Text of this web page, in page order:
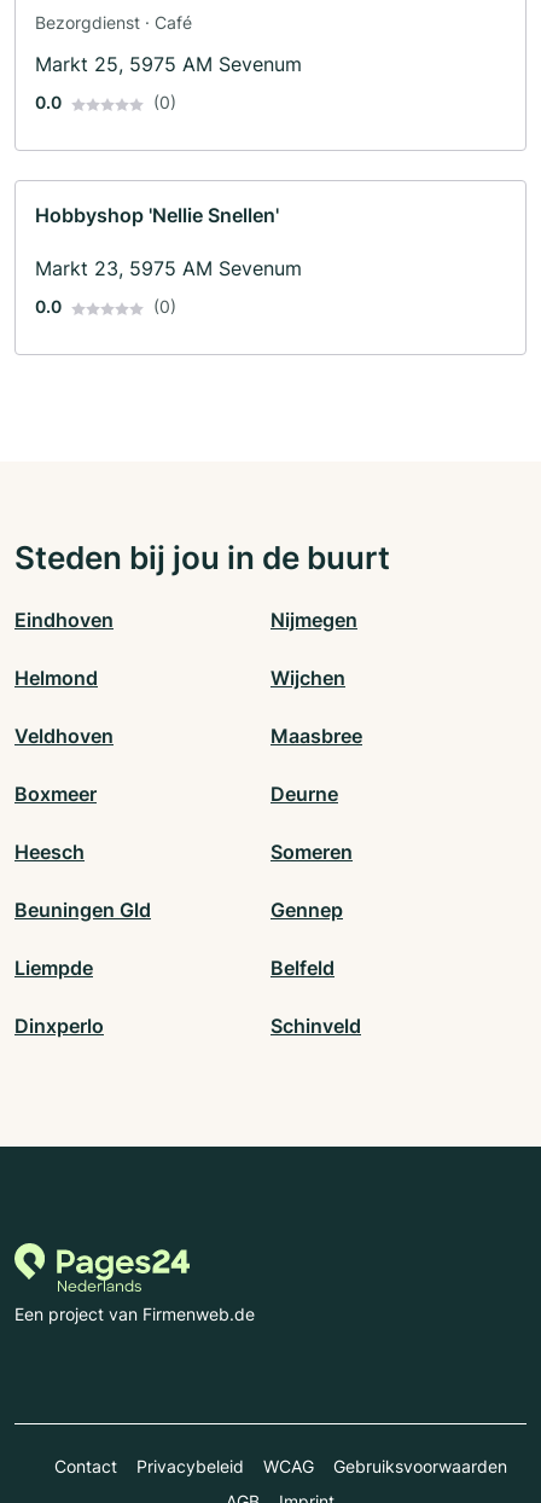
Bezorgdienst · Café
Markt 25, 5975 AM Sevenum
0.0 (0)
Hobbyshop 'Nellie Snellen'
Markt 23, 5975 AM Sevenum
0.0 (0)
Steden bij jou in de buurt
Eindhoven Nijmegen
Helmond Wijchen
Veldhoven Maasbree
Boxmeer Deurne
Heesch Someren
Beuningen Gld Gennep
Liempde Belfeld
Dinxperlo Schinveld
Een project van Firmenweb.de
Contact Privacybeleid WCAG
Gebruiksvoorwaarden